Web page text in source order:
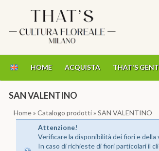
HOME ACQUISTA THAT'S
SAN VALENTINO
Home» Catalogo prodotti» SAN VALENTINO
Attenzione!
Verificare la disponibilità dei fiori e della
In caso di richieste di fiori particolari il